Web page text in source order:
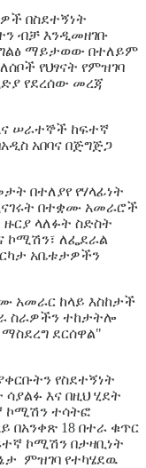
በስደተኝነት
ብቻ እንዲመዘገቡ
ማይታወው በተለይም
የህፃናት የምዝገባ
የደረሰው መረጃ
ሠራተኞች ከፍተኛ
አበባና በጅግጅጋ
በተለያየ የሃላፊነት
በተቋሙ አመራሮች
ላለፉት ስድስት
ኮሚሽን፣ ለፌደራል
አቤቱታዎችን
አመራር ከላይ እስከታች
ስራዎችን ተከታትሎ
ደርሰዋል"
የስደተኝነት
ሳያልፉ እና በዚህ ሂደት
ኮሚሽን ተሳትፎ
በአንቀጽ 18 በተራ ቁጥር
ኮሚሽን በታዛቢነት
ምዝገባ የተካሄደዉ